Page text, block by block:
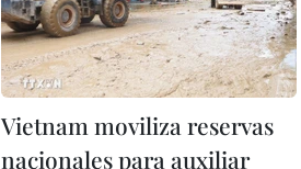
Vietnam moviliza reservas
nacionales para auxiliar